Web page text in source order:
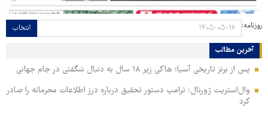
روزنامه: انتخاب
آخرین مطالب
پس از برنز تاریخی آسیا؛ هاکی زیر ۱۸ سال به دنبال شگفتی در جام جهانی
وال‌استریت ژورنال: ترامپ دستور تحقیق درباره درز اطلاعات محرمانه را صادر
کرد